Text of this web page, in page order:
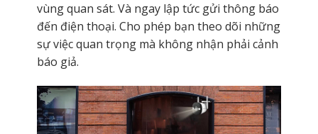
vùng quan sát. Và ngay lập tức gửi thông báo
đến điện thoại. Cho phép bạn theo dõi những
sự việc quan trọng mà không nhận phải cảnh
báo giả.